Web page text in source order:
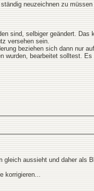
neuzeichnen zu
sind, selbiger geändert. Das
versehen sein.
beziehen sich dann nur
wurden, bearbeitet solltest.
aussieht und daher als
korrigieren...